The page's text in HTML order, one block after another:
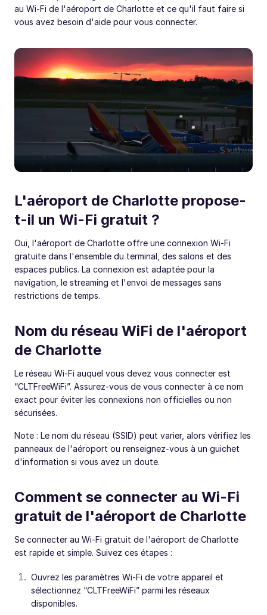
au Wi-Fi de l'aéroport de Charlotte et ce qu'il faut faire si
vous avez besoin d'aide pour vous connecter.
L'aéroport de Charlotte propose-
t-il un Wi-Fi gratuit ?
Oui, l'aéroport de Charlotte offre une connexion Wi-Fi
gratuite dans l'ensemble du terminal, des salons et des
espaces publics. La connexion est adaptée pour la
navigation, le streaming et l'envoi de messages sans
restrictions de temps.
Nom du réseau WiFi de l'aéroport
de Charlotte
Le réseau Wi-Fi auquel vous devez vous connecter est
“CLTFreeWiFi”. Assurez-vous de vous connecter à ce nom
exact pour éviter les connexions non officielles ou non
sécurisées.
Note : Le nom du réseau (SSID) peut varier, alors vérifiez les
panneaux de l'aéroport ou renseignez-vous à un guichet
d'information si vous avez un doute.
Comment se connecter au Wi-Fi
gratuit de l'aéroport de Charlotte
Se connecter au Wi-Fi gratuit de l'aéroport de Charlotte
est rapide et simple. Suivez ces étapes :
Ouvrez les paramètres Wi-Fi de votre appareil et
sélectionnez “CLTFreeWiFi” parmi les réseaux
disponibles.